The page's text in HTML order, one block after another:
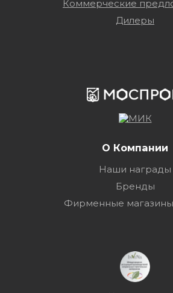
Коммерческие
Дилеры
О Компании
Наши награды
Бренды
Фирменные